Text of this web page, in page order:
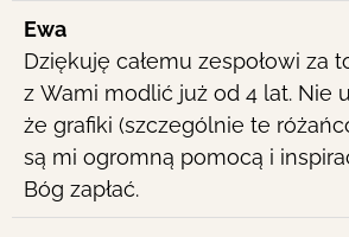
Ewa
Dziękuję całemu zespołowi za
z Wami modlić już od 4 lat. Nie
że grafiki (szczególnie te
są mi ogromną pomocą i
Bóg zapłać.